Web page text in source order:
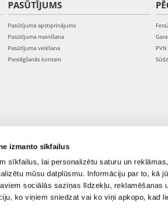
izmanto sīkfailus
sīkfailus, lai personalizētu saturu un
mūsu datplūsmu. Informāciju par to, kā
sociālās saziņas līdzekļu, reklamēšanas
ko viņiem sniedzat vai ko viņi apkopo, kad
PASŪTĪJUMS
Pasūtījuma apstiprinājums
Pasūtījuma mainīšana
Pasūtījuma veikšana
Pieslēgšanās kontam